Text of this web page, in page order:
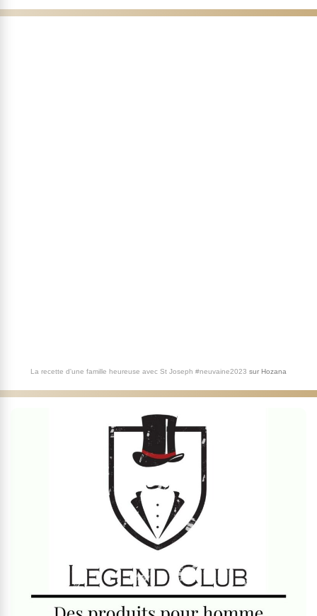
La recette d'une famille heureuse avec St Joseph #neuvaine2023 sur Hozana